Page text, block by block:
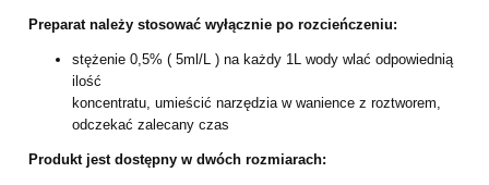
Preparat należy stosować wyłącznie po rozcieńczeniu:
stężenie 0,5% ( 5ml/L ) na każdy 1L wody wlać odpowiednią
ilość
koncentratu, umieścić narzędzia w wanience z roztworem,
odczekać zalecany czas
Produkt jest dostępny w dwóch rozmiarach: